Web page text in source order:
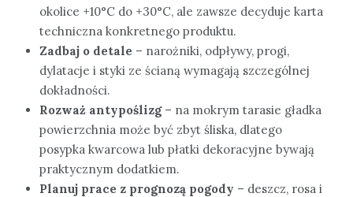
okolice +10°C do +30°C, ale zawsze decyduje karta
techniczna konkretnego produktu.
Zadbaj o detale – narożniki, odpływy, progi,
dylatacje i styki ze ścianą wymagają szczególnej
dokładności.
Rozważ antypoślizg– na mokrym tarasie gładka
powierzchnia może być zbyt śliska, dlatego
posypka kwarcowa lub płatki dekoracyjne bywają
praktycznym dodatkiem.
Planuj prace z prognozą pogody – deszcz, rosa i